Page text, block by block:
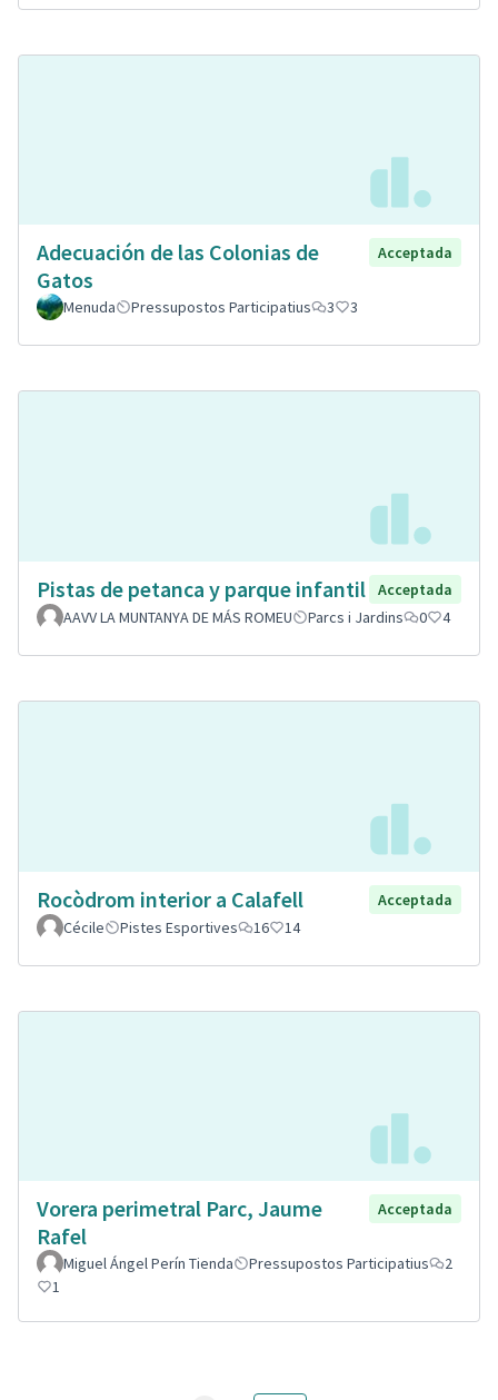
Adecuación de las Colonias de
Gatos
Acceptada
Menuda Pressupostos Participatius 3 3
Pistas de petanca y parque infantil
Acceptada
AAVV LA MUNTANYA DE MÁS ROMEU
Parcs i Jardins 0 4
Rocòdrom interior a Calafell
Acceptada
Cécile
Pistes Esportives 16 14
Vorera perimetral Parc, Jaume
Rafel
Acceptada
Miguel Ángel Perín Tienda Pressupostos Participatius
2
1